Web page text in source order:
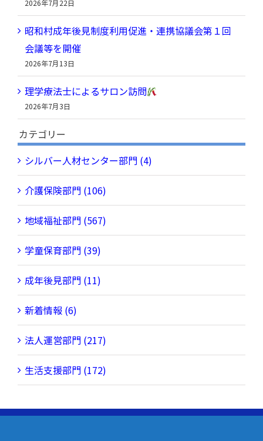
2026年7月22日
昭和村成年後見制度利用促進・連携協議会第１回
会議等を開催
2026年7月13日
理学療法士によるサロン訪問
2026年7月3日
カテゴリー
シルバー人材センター部門 (4)
介護保険部門 (106)
地域福祉部門 (567)
学童保育部門 (39)
成年後見部門 (11)
新着情報 (6)
法人運営部門 (217)
生活支援部門 (172)